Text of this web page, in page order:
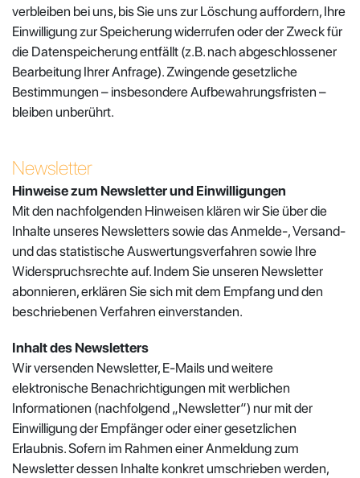
verbleiben bei uns, bis Sie uns zur Löschung auffordern, Ihre
Einwilligung zur Speicherung widerrufen oder der Zweck für
die Datenspeicherung entfällt (z.B. nach abgeschlossener
Bearbeitung Ihrer Anfrage). Zwingende gesetzliche
Bestimmungen – insbesondere Aufbewahrungsfristen –
bleiben unberührt.
Newsletter
Hinweise zum Newsletter und Einwilligungen
Mit den nachfolgenden Hinweisen klären wir Sie über die
Inhalte unseres Newsletters sowie das Anmelde-, Versand-
und das statistische Auswertungsverfahren sowie Ihre
Widerspruchsrechte auf. Indem Sie unseren Newsletter
abonnieren, erklären Sie sich mit dem Empfang und den
beschriebenen Verfahren einverstanden.
Inhalt des Newsletters
Wir versenden Newsletter, E-Mails und weitere
elektronische Benachrichtigungen mit werblichen
Informationen (nachfolgend „Newsletter“) nur mit der
Einwilligung der Empfänger oder einer gesetzlichen
Erlaubnis. Sofern im Rahmen einer Anmeldung zum
Newsletter dessen Inhalte konkret umschrieben werden,